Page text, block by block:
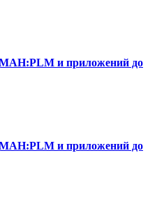
и приложений до
и приложений до